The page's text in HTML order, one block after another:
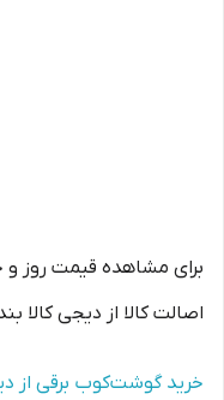
برای مشاهده قیمت روز
اصالت کالا از دیجی کالا
خرید گوشت‌کوب برقی از